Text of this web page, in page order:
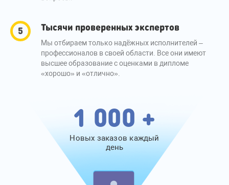
Тысячи проверенных экспертов
Мы отбираем только надёжных исполнителей –
профессионалов в своей области. Все они имеют
высшее образование с оценками в дипломе
«хорошо» и «отлично».
1 000 +
Новых заказов каждый
день